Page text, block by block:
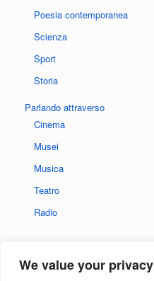
We value your privacy
Poesia contemporanea
Scienza
Sport
Storia
Parlando attraverso
Cinema
Musei
Musica
Teatro
Radio